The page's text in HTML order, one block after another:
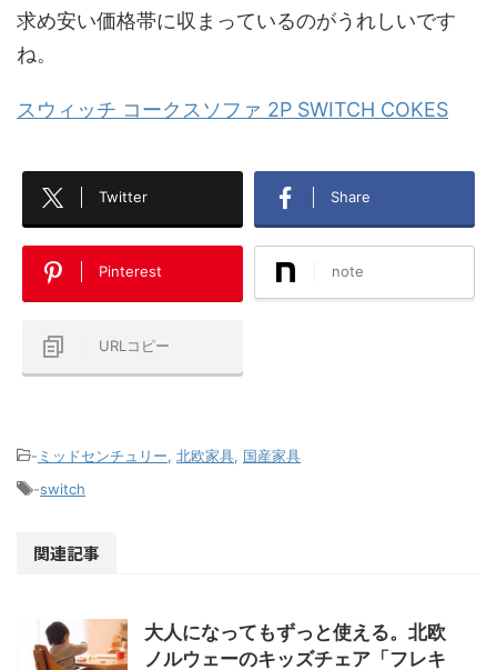
求め安い価格帯に収まっているのがうれしいです
ね。
スウィッチ コークスソファ 2P SWITCH COKES
Twitter Share
Pinterest note
URLコピー
- ミッドセンチュリー 北欧家具 国産家具
-switch
関連記事
大人になってもずっと使える。北欧
ノルウェーのキッズチェア「フレキ